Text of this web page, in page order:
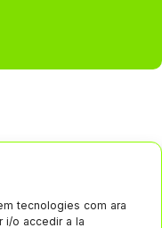
tecnologies com ara
i/o accedir a la